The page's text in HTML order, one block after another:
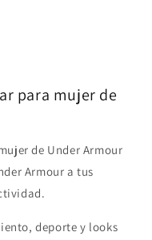
para mujer de
de Under Armour
Armour a tus
deporte y looks